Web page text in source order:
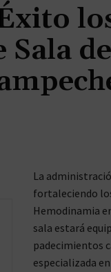
Sala
La
fortaleciendo
Hemodinamia
sala estará
padecimientos
especializada